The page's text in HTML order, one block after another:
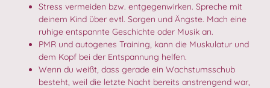
Stress vermeiden bzw. entgegenwirken. Spreche mit
deinem Kind über evtl. Sorgen und Ängste. Mach eine
ruhige entspannte Geschichte oder Musik an.
PMR und autogenes Training, kann die Muskulatur und
dem Kopf bei der Entspannung helfen.
Wenn du weißt, dass gerade ein Wachstumsschub
besteht, weil die letzte Nacht bereits anstrengend war,